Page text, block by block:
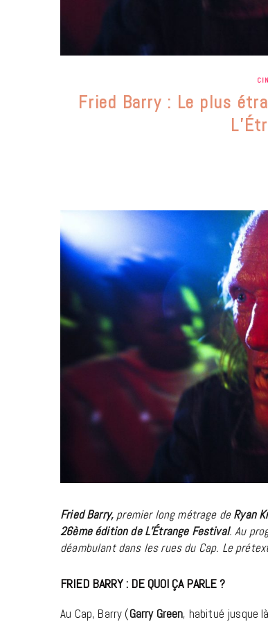
Fried Barry : Le plus
Fried Barry, premier long métrage deRyan
26ème édition de L’Étrange Festival. Au
déambulant dans les rues du Cap. Le
FRIED BARRY : DE QUOI ÇA PARLE ?
Au Cap, Barry (Garry Green, habitué jusque